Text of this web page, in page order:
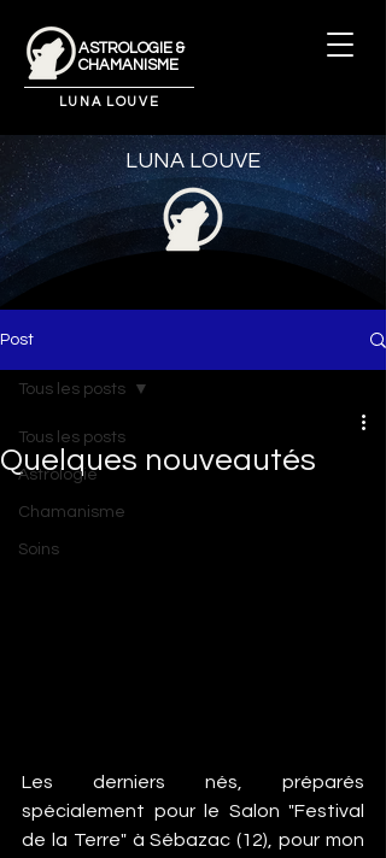
ASTROLOGIE &
CHAMANISME
LUNA LOUVE
LUNA LOUVE
Post
Tous les posts
Astrologie
Chamanisme
Soins
Tous les posts
Quelques nouveautés
Les derniers nés, préparés
spécialement pour le Salon "Festival
de la Terre" à Sébazac (12), pour mon